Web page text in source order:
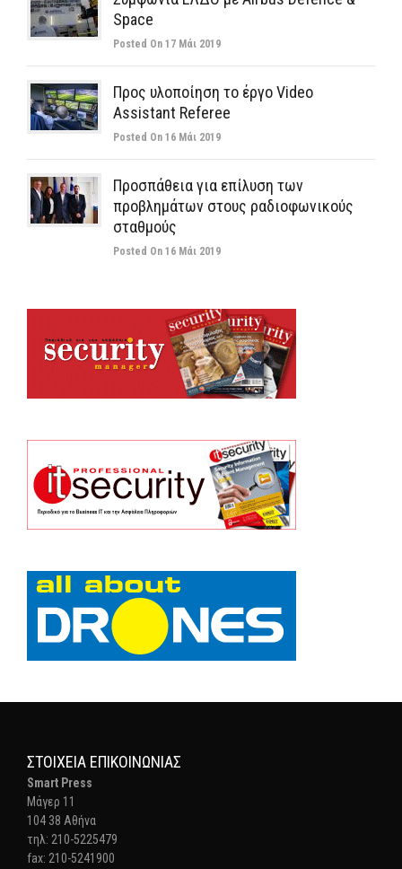
Space
Posted On 17 Μάι 2019
Προς υλοποίηση το έργο Video
Assistant Referee
Posted On 16 Μάι 2019
Προσπάθεια για επίλυση των
προβλημάτων στους ραδιοφωνικούς
σταθμούς
Posted On 16 Μάι 2019
ΣΤΟΙΧΕΊΑ ΕΠΙΚΟΙΝΩΝΊΑΣ
Smart Press
Mάγερ 11
104 38 Αθήνα
τηλ: 210-5225479
fax: 210-5241900